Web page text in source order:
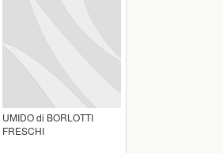
UMIDO di BORLOTTI
FRESCHI